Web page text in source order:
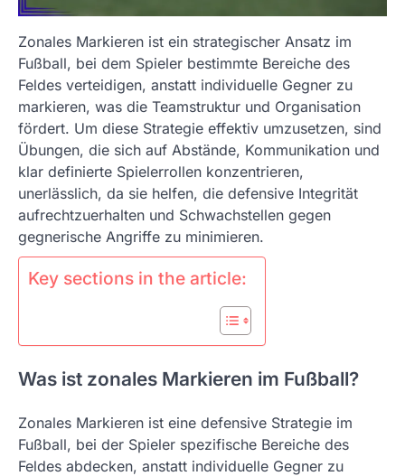
Zonales Markieren ist ein strategischer Ansatz im
Fußball, bei dem Spieler bestimmte Bereiche des
Feldes verteidigen, anstatt individuelle Gegner zu
markieren, was die Teamstruktur und Organisation
fördert. Um diese Strategie effektiv umzusetzen, sind
Übungen, die sich auf Abstände, Kommunikation und
klar definierte Spielerrollen konzentrieren,
unerlässlich, da sie helfen, die defensive Integrität
aufrechtzuerhalten und Schwachstellen gegen
gegnerische Angriffe zu minimieren.
Key sections in the article:
Was ist zonales Markieren im Fußball?
Zonales Markieren ist eine defensive Strategie im
Fußball, bei der Spieler spezifische Bereiche des
Feldes abdecken, anstatt individuelle Gegner zu